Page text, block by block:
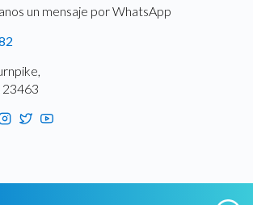
un mensaje por WhatsApp
23463